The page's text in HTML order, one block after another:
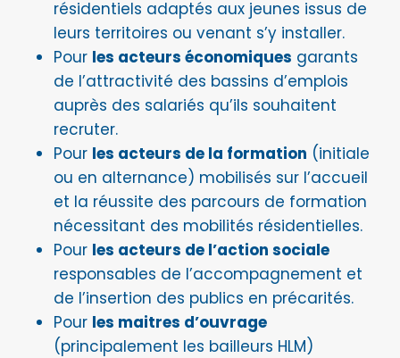
résidentiels adaptés aux jeunes issus de
leurs territoires ou venant s’y installer.
Pour les acteurs économiques garants
de l’attractivité des bassins d’emplois
auprès des salariés qu’ils souhaitent
recruter.
Pour les acteurs de la formation (initiale
ou en alternance) mobilisés sur l’accueil
et la réussite des parcours de formation
nécessitant des mobilités résidentielles.
Pour les acteurs de l’action sociale
responsables de l’accompagnement et
de l’insertion des publics en précarités.
Pour les maitres d’ouvrage
(principalement les bailleurs HLM)